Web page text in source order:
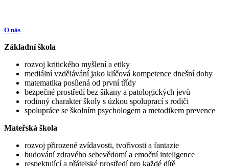
O nás
Základní škola
rozvoj kritického myšlení a etiky
mediální vzdělávání jako klíčová kompetence dnešní doby
matematika posílená od první třídy
bezpečné prostředí bez šikany a patologických jevů
rodinný charakter školy s úzkou spoluprací s rodiči
spolupráce se školním psychologem a metodikem prevence
Mateřská škola
rozvoj přirozené zvídavosti, tvořivosti a fantazie
budování zdravého sebevědomí a emoční inteligence
respektující a přátelské prostředí pro každé dítě